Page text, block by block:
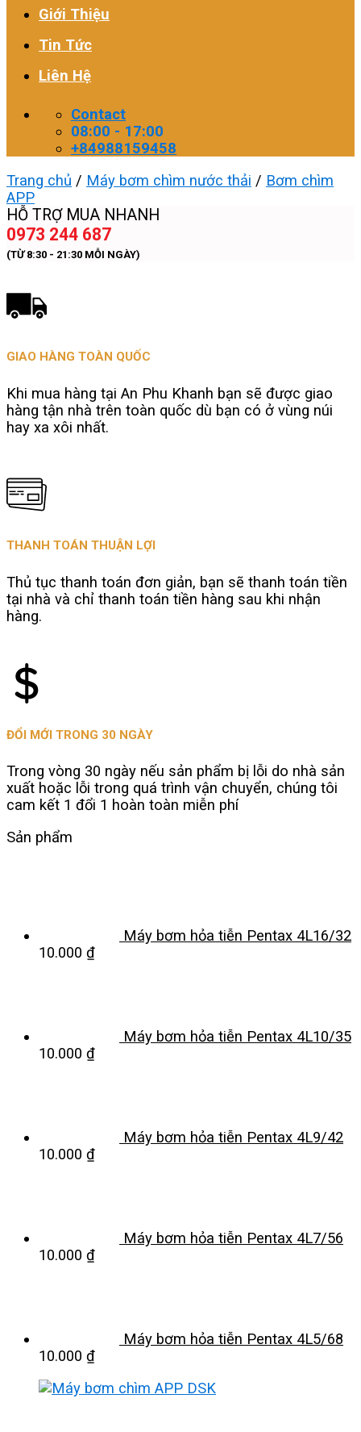
Giới Thiệu
Tin Tức
Liên Hệ
Contact
08:00 - 17:00
+84988159458
Trang chủ / Máy bơm chìm nước thải / Bơm chìm
APP
HỖ TRỢ MUA NHANH
0973 244 687
(TỪ 8:30 - 21:30 MỖI NGÀY)
GIAO HÀNG TOÀN QUỐC
Khi mua hàng tại An Phu Khanh bạn sẽ được giao
hàng tận nhà trên toàn quốc dù bạn có ở vùng núi
hay xa xôi nhất.
THANH TOÁN THUẬN LỢI
Thủ tục thanh toán đơn giản, bạn sẽ thanh toán tiền
tại nhà và chỉ thanh toán tiền hàng sau khi nhận
hàng.
ĐỔI MỚI TRONG 30 NGÀY
Trong vòng 30 ngày nếu sản phẩm bị lỗi do nhà sản
xuất hoặc lỗi trong quá trình vận chuyển, chúng tôi
cam kết 1 đổi 1 hoàn toàn miễn phí
Sản phẩm
Máy bơm hỏa tiễn Pentax 4L16/32
10.000 ₫
Máy bơm hỏa tiễn Pentax 4L10/35
10.000 ₫
Máy bơm hỏa tiễn Pentax 4L9/42
10.000 ₫
Máy bơm hỏa tiễn Pentax 4L7/56
10.000 ₫
Máy bơm hỏa tiễn Pentax 4L5/68
10.000 ₫